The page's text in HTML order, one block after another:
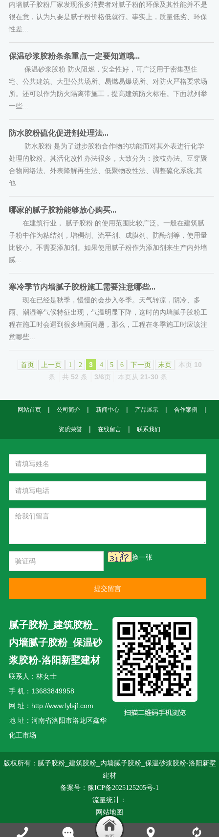
内墙腻子胶粉厂家发现很多消费者对腻子粉的环保及其性能并不是
很在意，认为只要是腻子粉价格低就行。事实上，质量低劣、环保
性差...
保温砂浆胶粉条条重点一定要知道哦...
保温砂浆胶粉 防火阻燃，安全性好，可广泛用于密集型住
宅、公共建筑、大型公共场所、易燃易爆场所、对防火严格要求场
所。还可以作为防火隔离带施工，提高建筑防火标准。下面就列举
一些...
防水胶粉硫化促进剂处理法...
防水胶粉 是为了进步胶粉合作物的功能而对其外表进行化学
处理的胶粉。其活化改性办法很多，大致分为：接枝办法、互穿聚
合物网络法、外表降解再生法、低聚物改性法、调整硫化系统;其
他...
哪家的腻子胶粉能够放心购买...
在建筑行业， 腻子胶粉 的使用范围比较广泛。一般在建筑腻
子粉中作为粘结剂，增稠剂、流平剂、成膜剂、防酶剂等，使用量
比较小。不需要添加剂。如果使用腻子粉作为添加剂来生产内外墙
腻...
寒冷季节内墙腻子胶粉施工需要注意哪些...
现在已经是秋季，慢慢的会步入冬季。天气转凉，阴冷、多
雨、潮湿等气候特征出现，气温明显下降，这时的内墙腻子胶粉工
程在施工时会遇到很多墙面问题，那么，工程在冬季施工时应该注
意哪些...
首页 上一页 1 2 3 4 5 6 下一页 末页 本页 10
条
共 52 条 3/6页 本页从 21-30 条
网站首页 | 公司简介 | 新闻中心 | 产品展示 | 合作案例 |
资质荣誉 | 在线留言 | 联系我们
换一张
提交留言
腻子胶粉_建筑胶粉_
内墙腻子胶粉_保温砂
浆胶粉-洛阳新墅建材
联系人：林女士
手 机：13683849958
网 址：http://www.lylsjf.com
地 址：河南省洛阳市洛龙区鑫华
化工市场
版权所有：腻子胶粉_建筑胶粉_内墙腻子胶粉_保温砂浆胶粉-洛阳新墅
建材
备案号： 豫ICP备2025125205号-1
流量统计：
网站地图